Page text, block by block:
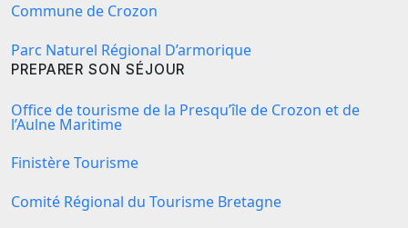
Commune de Crozon
Parc Naturel Régional D’armorique
PREPARER SON SÉJOUR
Office de tourisme de la Presqu’île de Crozon et de
l’Aulne Maritime
Finistère Tourisme
Comité Régional du Tourisme Bretagne